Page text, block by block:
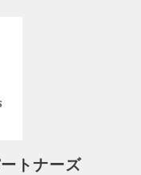
トナーズ